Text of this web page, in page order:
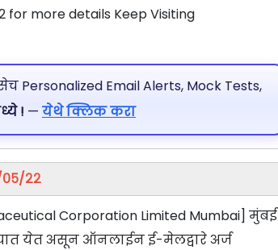
for more details Keep Visiting
Email Alerts, Mock Tests,
! — येथे क्लिक करा
०५/२२
Corporation Limited Mumbai] मुंबई
येत असून ऑनलाईन ई-मेलद्वारे अर्ज